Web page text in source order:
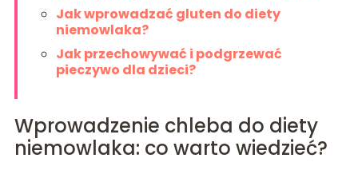
Jak wprowadzać gluten do diety
niemowlaka?
Jak przechowywać i podgrzewać
pieczywo dla dzieci?
Wprowadzenie chleba do diety
niemowlaka: co warto wiedzieć?